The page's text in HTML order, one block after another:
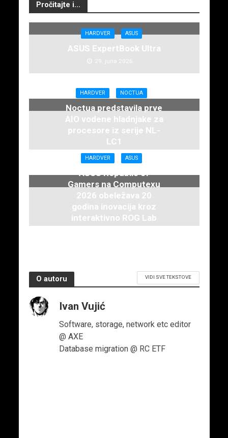
Pročitajte i...
HARDVER ASUS
ASUS ExpertBook Ultra
29. juna 2026.
HARDVER NOCTUA
Noctua predstavila prve
AIO vodene hladnjake za
procesore iz serije NL-
LC1
16. juna 2026.
HARDVER ASUS
ASUS Republic of
Gamers na Computexu
2026 obeležava 20
godina inovacija kroz
interaktivno ROG Lab
iskustvo
O autoru VIDI SVE TEKSTOVE
Ivan Vujić
Software, storage, network etc editor
@ AXE
Database migration @ RC ETF